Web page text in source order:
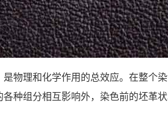
物理和化学作用的总效应。在整个
种组分相互影响外，染色前的坯革